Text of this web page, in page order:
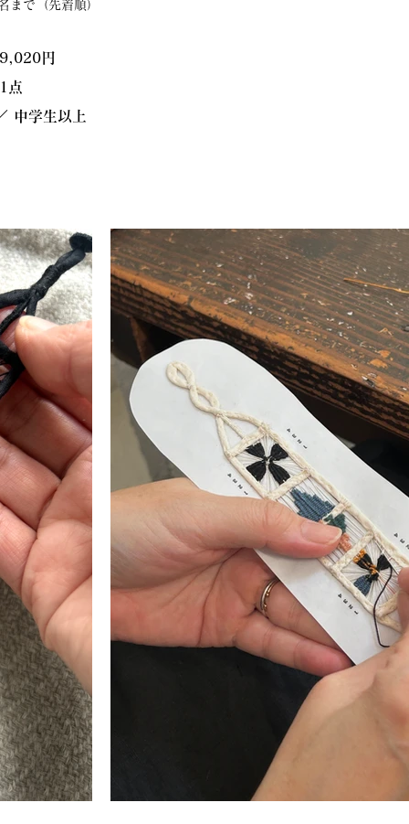
で（先着順）
円
1点
中学生以上